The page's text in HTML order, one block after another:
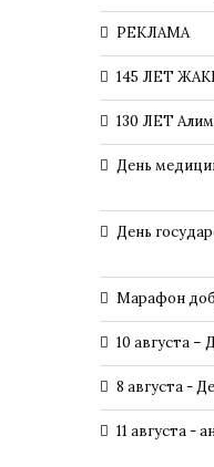
РЕКЛАМА
145 ЛЕТ
130 ЛЕТ
День
День
Марафон
10 августа –
8 августа -
11 августа -